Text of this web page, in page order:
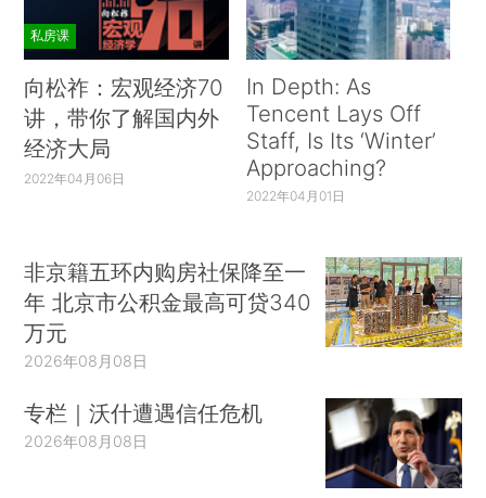
私房课
向松祚：宏观经济70
讲，带你了解国内外
经济大局
2022年04月06日
In Depth: As
Tencent Lays Off
Staff, Is Its ‘Winter’
Approaching?
2022年04月01日
非京籍五环内购房社保降至一
年 北京市公积金最高可贷340
万元
2026年08月08日
专栏｜沃什遭遇信任危机
2026年08月08日